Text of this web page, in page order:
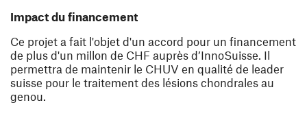
Impact du financement
Ce projet a fait l'objet d'un accord pour un financement
de plus d'un millon de CHF auprès d’InnoSuisse. Il
permettra de maintenir le CHUV en qualité de leader
suisse pour le traitement des lésions chondrales au
genou.